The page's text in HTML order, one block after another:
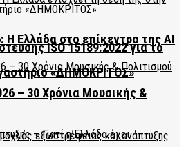
ISO 15189:2022 για το
«ΔΗΜΟΚΡΙΤΟΣ»
Η Ελλάδα στο επίκεντρο της AI
– 30 Χρόνια Μουσικής &